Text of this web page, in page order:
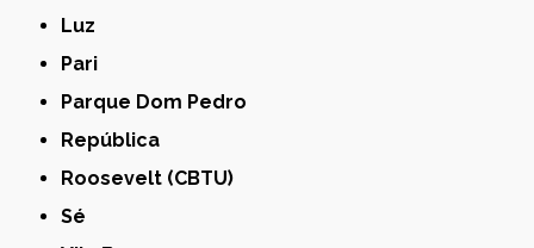
Luz
Pari
Parque Dom Pedro
República
Roosevelt (CBTU)
Sé